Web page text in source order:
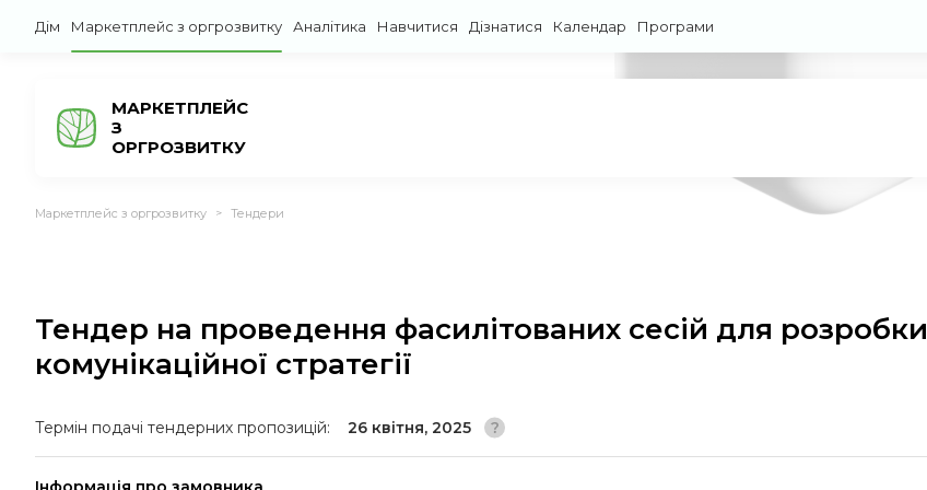
Дім Маркетплейс з оргрозвитку Аналітика Навчитися Дізнатися Календар Програми
МАРКЕТПЛЕЙС
З
ОРГРОЗВИТКУ
Маркетплейс з оргрозвитку > Тендери
Тендер на проведення фасилітованих сесій для розробки
комунікаційної стратегії
Термін подачі тендерних пропозицій: 26 квітня, 2025